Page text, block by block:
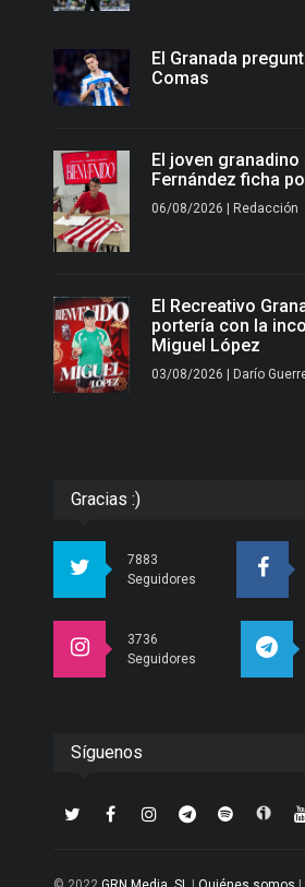
El Granada
Comas
El joven granadino
Fernández ficha
06/08/2026 | Redacción
El Recreativo
portería con la
Miguel López
03/08/2026 | Darío
Gracias :)
7883
Seguidores
3736
Seguidores
Síguenos